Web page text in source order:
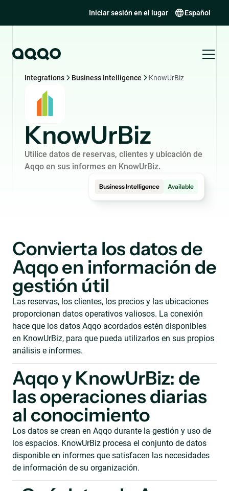
Iniciar sesión en el lugar Español
Integrations Business Intelligence KnowUrBiz
KnowUrBiz
Utilice datos de reservas, clientes y ubicación de
Aqqo en sus informes en KnowUrBiz.
Business Intelligence Available
Convierta los datos de
Aqqo en información de
gestión útil
Las reservas, los clientes, los precios y las ubicaciones
proporcionan datos operativos valiosos. La conexión
hace que los datos Aqqo acordados estén disponibles
en KnowUrBiz, para que pueda utilizarlos en sus propios
análisis e informes.
Aqqo y KnowUrBiz: de
las operaciones diarias
al conocimiento
Los datos se crean en Aqqo durante la gestión y uso de
los espacios. KnowUrBiz procesa el conjunto de datos
disponible en informes que satisfacen las necesidades
de información de su organización.